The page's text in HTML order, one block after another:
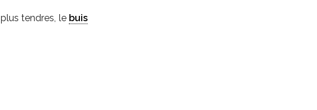
plus tendres, le buis